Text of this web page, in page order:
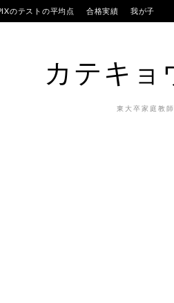
のテストの平均点 合格実績 我が子
カテキョ
東大卒家庭教